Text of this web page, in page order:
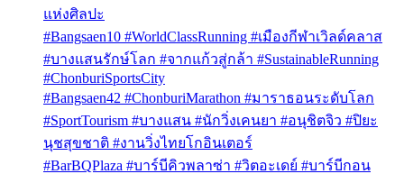
แห่งศิลปะ
#Bangsaen10 #WorldClassRunning #เมืองกีฬาเวิลด์คลาส
#บางแสนรักษ์โลก #จากแก้วสู่กล้า #SustainableRunning
#ChonburiSportsCity
#Bangsaen42 #ChonburiMarathon #มาราธอนระดับโลก
#SportTourism #บางแสน #นักวิ่งเคนยา #อนุชิตจิว #ปิยะ
นุชสุขชาติ #งานวิ่งไทยโกอินเตอร์
#BarBQPlaza #บาร์บีคิวพลาซ่า #วิตอะเดย์ #บาร์บีกอน